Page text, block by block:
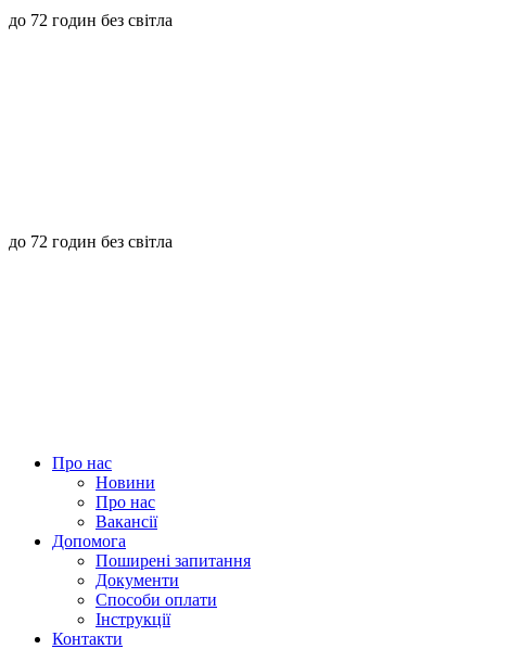
до 72 годин без світла
до 72 годин без світла
Про нас
Новини
Про нас
Вакансії
Допомога
Поширені запитання
Документи
Способи оплати
Інструкції
Контакти